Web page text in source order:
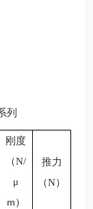
列
刚度
（N/
μ
m ）
推力
（N）